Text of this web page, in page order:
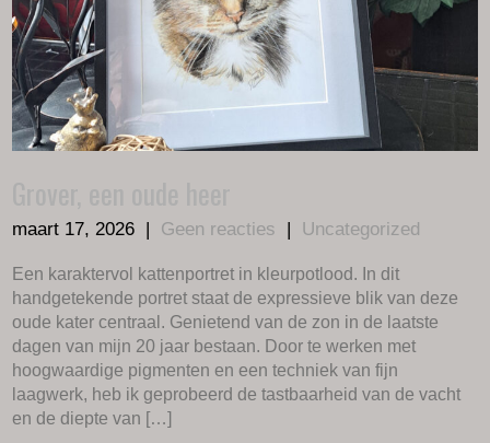
maart 17, 2026 Geen reacties Uncategorized
Een karaktervol kattenportret in kleurpotlood. In dit
handgetekende portret staat de expressieve blik van deze
oude kater centraal. Genietend van de zon in de laatste
dagen van mijn 20 jaar bestaan. Door te werken met
hoogwaardige pigmenten en een techniek van fijn
laagwerk, heb ik geprobeerd de tastbaarheid van de vacht
en de diepte van […]